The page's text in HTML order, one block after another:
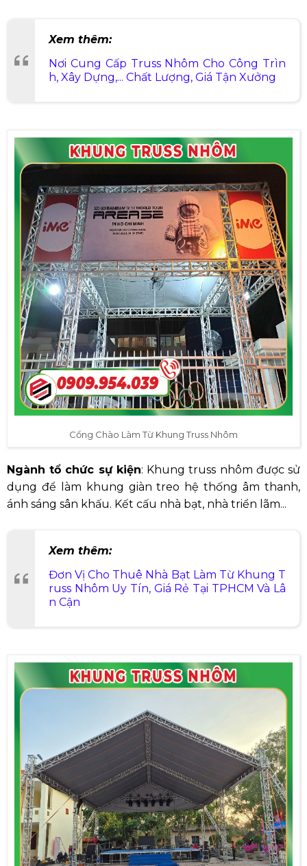
Xem thêm:
Nơi Cung Cấp Truss Nhôm Cho Công Trìn
h, Xây Dựng,... Chất Lượng, Giá Tận Xưởng
Cổng Chào Làm Từ Khung Truss Nhôm
Ngành tổ chức sự kiện: Khung truss nhôm được sử
dụng để làm khung giàn treo hệ thống âm thanh,
ánh sáng sân khấu. Kết cấu nhà bạt, nhà triển lãm...
Xem thêm:
Đơn Vị Cho Thuê Nhà Bạt Làm Từ Khung T
russ Nhôm Uy Tín, Giá Rẻ Tại TPHCM Và Lâ
n Cận